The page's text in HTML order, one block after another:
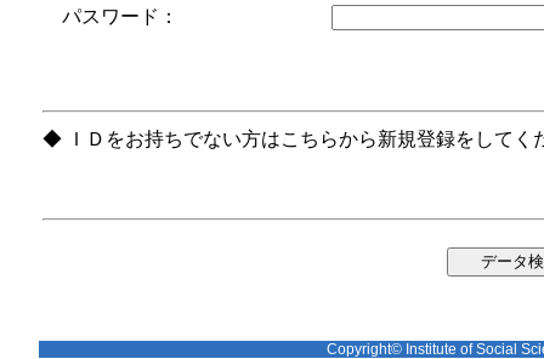
パスワード：
◆ ＩＤをお持ちでない方はこちらから新規登録をしてく
Copyright© Institute of Social